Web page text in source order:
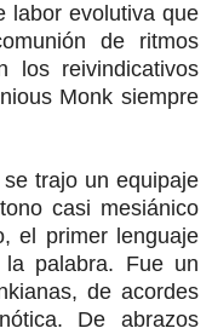
labor evolutiva que
de ritmos
los reivindicativos
Monk siempre
trajo un equipaje
casi mesiánico
el primer lenguaje
palabra. Fue un
de acordes
De abrazos